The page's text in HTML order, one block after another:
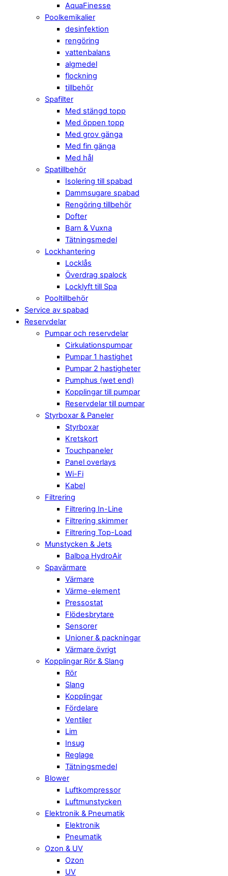
AquaFinesse
Poolkemikalier
desinfektion
rengöring
vattenbalans
algmedel
flockning
tillbehör
Spafilter
Med stängd topp
Med öppen topp
Med grov gänga
Med fin gänga
Med hål
Spatillbehör
Isolering till spabad
Dammsugare spabad
Rengöring tillbehör
Dofter
Barn & Vuxna
Tätningsmedel
Lockhantering
Locklås
Överdrag spalock
Locklyft till Spa
Pooltillbehör
Service av spabad
Reservdelar
Pumpar och reservdelar
Cirkulationspumpar
Pumpar 1 hastighet
Pumpar 2 hastigheter
Pumphus (wet end)
Kopplingar till pumpar
Reservdelar till pumpar
Styrboxar & Paneler
Styrboxar
Kretskort
Touchpaneler
Panel overlays
Wi-Fi
Kabel
Filtrering
Filtrering In-Line
Filtrering skimmer
Filtrering Top-Load
Munstycken & Jets
Balboa HydroAir
Spavärmare
Värmare
Värme-element
Pressostat
Flödesbrytare
Sensorer
Unioner & packningar
Värmare övrigt
Kopplingar Rör & Slang
Rör
Slang
Kopplingar
Fördelare
Ventiler
Lim
Insug
Reglage
Tätningsmedel
Blower
Luftkompressor
Luftmunstycken
Elektronik & Pneumatik
Elektronik
Pneumatik
Ozon & UV
Ozon
UV